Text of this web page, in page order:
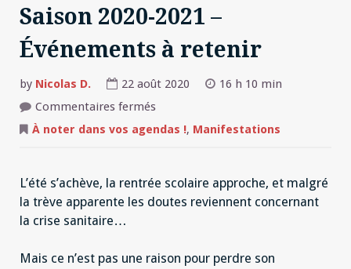
Saison 2020-2021 –
Événements à retenir
by Nicolas D. 22 août 2020
16 h 10 min
Commentaires ferméssur
2020-
retenir
À noter dans vos agendas !, Manifestations
L’été s’achève, la rentrée scolaire approche, et malgré
la trève apparente les doutes reviennent concernant
la crise sanitaire…
Mais ce n’est pas une raison pour perdre son